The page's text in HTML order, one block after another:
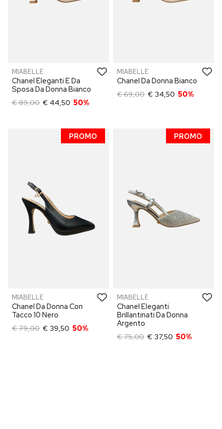
MIABELLE
Chanel Eleganti E Da
Sposa Da Donna Bianco
€ 89,00 € 44,50 50%
MIABELLE
Chanel Da Donna Bianco
€ 69,00 € 34,50 50%
PROMO
MIABELLE
Chanel Da Donna Con
Tacco 10 Nero
€ 79,00 € 39,50 50%
PROMO
MIABELLE
Chanel Eleganti
Brillantinati Da Donna
Argento
€ 75,00 € 37,50 50%